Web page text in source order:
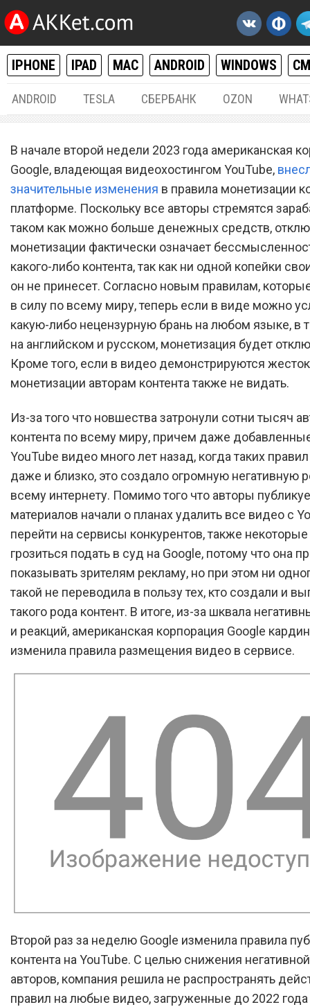
IPHONE IPAD MAC ANDROID WINDOWS
ANDROID TESLA СБЕРБАНК OZON
Второй раз за неделю.
кардинально изменила
YouTube
В начале второй недели 2023 года американская
Google, владеющая видеохостингом YouTube,
значительные изменения в правила монетизации
платформе. Поскольку все авторы стремятся
таком как можно больше денежных средств,
монетизации фактически означает
какого-либо контента, так как ни одной копейки
он не принесет. Согласно новым правилам,
в силу по всему миру, теперь если в виде можно
какую-либо нецензурную брань на любом языке, в
на английском и русском, монетизация будет
Кроме того, если в видео демонстрируются
монетизации авторам контента также не видать.
Из-за того что новшества затронули сотни тысяч
контента по всему миру, причем даже
YouTube видео много лет назад, когда таких
даже и близко, это создало огромную негативную
всему интернету. Помимо того что авторы
материалов начали о планах удалить все видео с
перейти на сервисы конкурентов, также
грозиться подать в суд на Google, потому что она
показывать зрителям рекламу, но при этом ни
такой не переводила в пользу тех, кто создали и
такого рода контент. В итоге, из-за шквала
и реакций, американская корпорация Google
изменила правила размещения видео в сервисе.
Второй раз за неделю Google изменила правила
контента на YouTube. С целью снижения
авторов, компания решила не распространять
правил на любые видео, загруженные до 2022 года